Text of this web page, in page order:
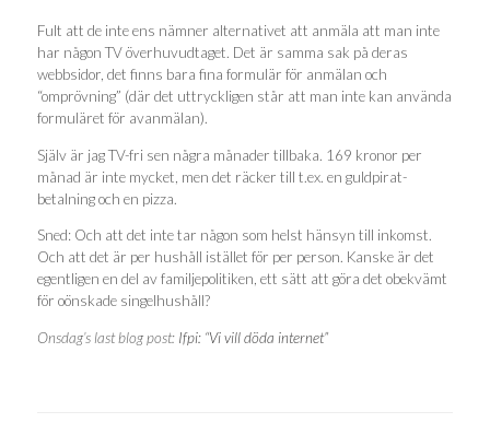
Fult att de inte ens nämner alternativet att anmäla att man inte
har någon TV överhuvudtaget. Det är samma sak på deras
webbsidor, det finns bara fina formulär för anmälan och
“omprövning” (där det uttryckligen står att man inte kan använda
formuläret för avanmälan).
Själv är jag TV-fri sen några månader tillbaka. 169 kronor per
månad är inte mycket, men det räcker till t.ex. en guldpirat-
betalning och en pizza.
Sned: Och att det inte tar någon som helst hänsyn till inkomst.
Och att det är per hushåll istället för per person. Kanske är det
egentligen en del av familjepolitiken, ett sätt att göra det obekvämt
för oönskade singelhushåll?
Onsdag’s last blog post: Ifpi: “Vi vill döda internet”